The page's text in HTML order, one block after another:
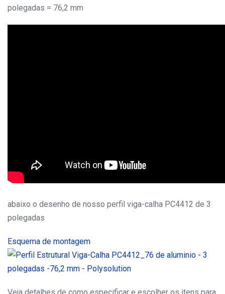
polegadas = 76,2 mm
abaixo o desenho de nosso perfil viga-calha PC4412 de 3
polegadas
Esquema de montagem